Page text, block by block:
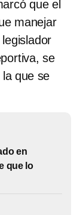
que el
manejar
se
que se
en
que lo